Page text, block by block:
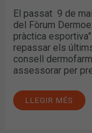
El passat 9 de
del Fòrum
pràctica
repassar els
consell
assessorar per
LLEGIR MÉS